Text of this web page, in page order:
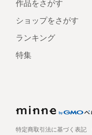
作品をさがす
ショップをさがす
ランキング
特集
特定商取引法に基づく表記